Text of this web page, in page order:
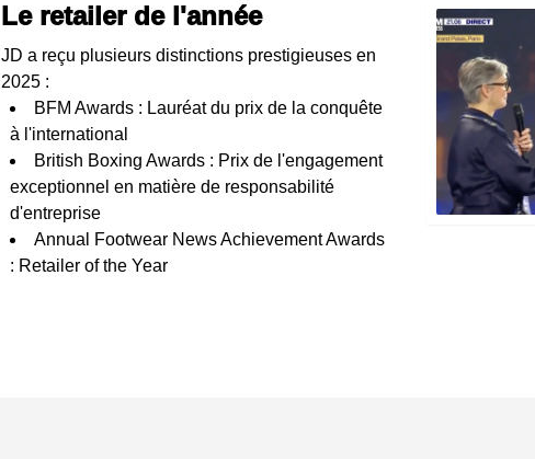
Le retailer de l'année
JD a reçu plusieurs distinctions prestigieuses en
2025 :
BFM Awards : Lauréat du prix de la conquête
à l'international
British Boxing Awards : Prix de l'engagement
exceptionnel en matière de responsabilité
d'entreprise
Annual Footwear News Achievement Awards
: Retailer of the Year